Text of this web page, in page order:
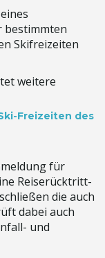
bestimmten
Skifreizeiten
weitere
Freizeiten des
für
Reiserücktritt-
die auch
dabei auch
und